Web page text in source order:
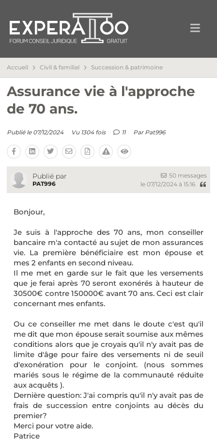
Accueil Civil & familial Succession & patrimoine
Assurance vie à l'approche
de 70 ans.
Publié le 07/12/2024 Vu 1304 fois 11 Par Pat996
Publié par
PAT996
50 messages
le 07/12/2024 à 15:16
Bonjour,
Je suis à l'approche des 70 ans, mon conseiller
bancaire m'a contacté au sujet de mon assurances
vie. La première bénéficiaire est mon épouse et
mes 2 enfants en second niveau.
Il me met en garde sur le fait que les versements
que je ferai après 70 seront exonérés à hauteur de
30500€ contre 150000€ avant 70 ans. Ceci est clair
concernant mes enfants.
Ou ce conseiller me met dans le doute c'est qu'il
me dit que mon épouse serait soumise aux mêmes
conditions alors que je croyais qu'il n'y avait pas de
limite d'âge pour faire des versements ni de seuil
d'exonération pour le conjoint. (nous sommes
mariés sous le régime de la communauté réduite
aux acquêts ).
Dernière question: J'ai compris qu'il n'y avait pas de
frais de succession entre conjoints au décès du
premier?
Merci pour votre aide.
Patrice